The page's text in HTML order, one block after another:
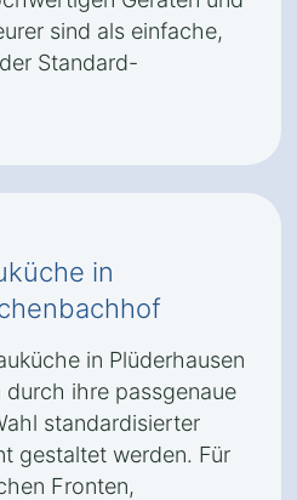
sind als einfache,
Standard-
in
in Plüderhausen
ihre passgenaue
standardisierter
gestaltet werden. Für
Fronten,